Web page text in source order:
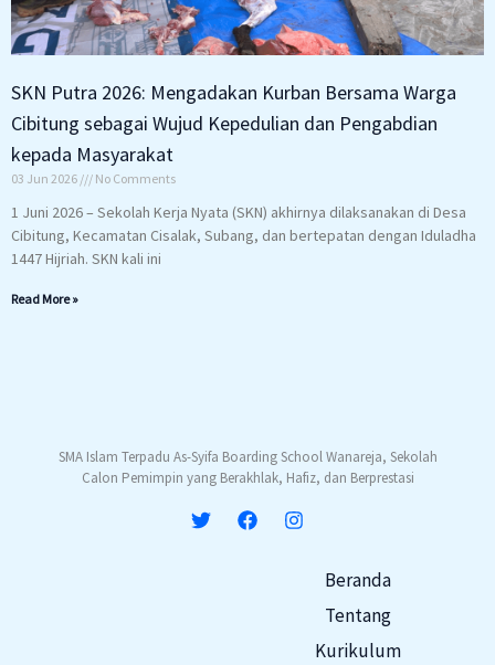
SKN Putra 2026: Mengadakan Kurban Bersama Warga
Cibitung sebagai Wujud Kepedulian dan Pengabdian
kepada Masyarakat
03 Jun 2026 No Comments
1 Juni 2026 – Sekolah Kerja Nyata (SKN) akhirnya dilaksanakan di Desa
Cibitung, Kecamatan Cisalak, Subang, dan bertepatan dengan Iduladha
1447 Hijriah. SKN kali ini
Read More »
SMA Islam Terpadu As-Syifa Boarding School Wanareja, Sekolah
Calon Pemimpin yang Berakhlak, Hafiz, dan Berprestasi
Beranda
Tentang
Kurikulum